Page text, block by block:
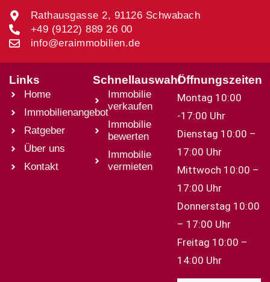
Rathausgasse 2, 91126 Schwabach
+49 (9122) 889 26 00
info@eraimmobilien.de
Links
Home
Immobilienangebot
Ratgeber
Über uns
Kontakt
Schnellauswahl
Immobilie
verkaufen
Immobilie
bewerten
Immobilie
vermieten
Öffnungszeiten
Montag 10:00
-17:00 Uhr
Dienstag 10:00 –
17:00 Uhr
Mittwoch 10:00 –
17:00 Uhr
Donnerstag 10:00
– 17:00 Uhr
Freitag 10:00 –
14:00 Uhr